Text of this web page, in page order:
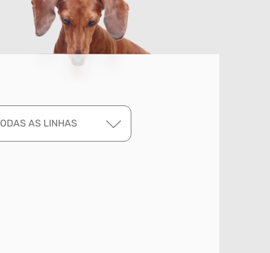
AS LINHAS